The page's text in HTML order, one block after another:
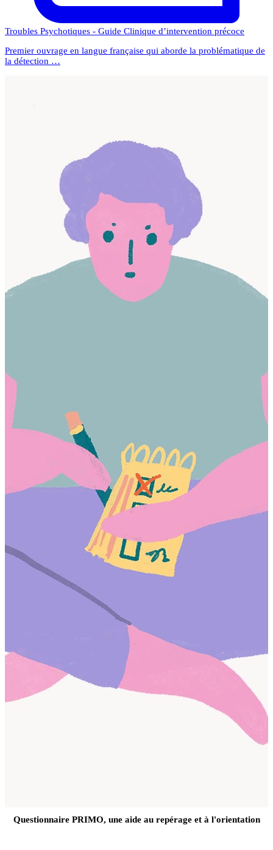
Troubles Psychotiques - Guide Clinique d’intervention précoce
Premier ouvrage en langue française qui aborde la problématique de
la détection …
Questionnaire PRIMO, une aide au repérage et à l'orientation